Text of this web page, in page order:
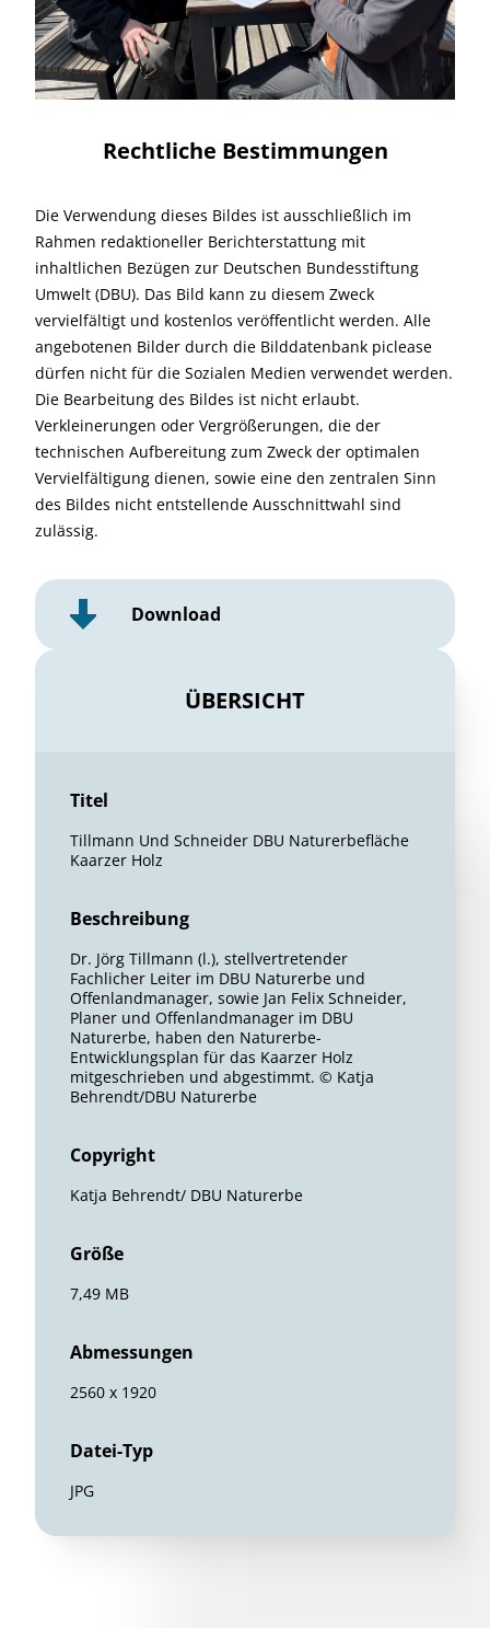
Rechtliche Bestimmungen
Die Verwendung dieses Bildes ist ausschließlich im
Rahmen redaktioneller Berichterstattung mit
inhaltlichen Bezügen zur Deutschen Bundesstiftung
Umwelt (DBU). Das Bild kann zu diesem Zweck
vervielfältigt und kostenlos veröffentlicht werden. Alle
angebotenen Bilder durch die Bilddatenbank piclease
dürfen nicht für die Sozialen Medien verwendet werden.
Die Bearbeitung des Bildes ist nicht erlaubt.
Verkleinerungen oder Vergrößerungen, die der
technischen Aufbereitung zum Zweck der optimalen
Vervielfältigung dienen, sowie eine den zentralen Sinn
des Bildes nicht entstellende Ausschnittwahl sind
zulässig.
Download
ÜBERSICHT
Titel
Tillmann Und Schneider DBU Naturerbefläche
Kaarzer Holz
Beschreibung
Dr. Jörg Tillmann (l.), stellvertretender
Fachlicher Leiter im DBU Naturerbe und
Offenlandmanager, sowie Jan Felix Schneider,
Planer und Offenlandmanager im DBU
Naturerbe, haben den Naturerbe-
Entwicklungsplan für das Kaarzer Holz
mitgeschrieben und abgestimmt. © Katja
Behrendt/DBU Naturerbe
Copyright
Katja Behrendt/ DBU Naturerbe
Größe
7,49 MB
Abmessungen
2560 x 1920
Datei-Typ
JPG